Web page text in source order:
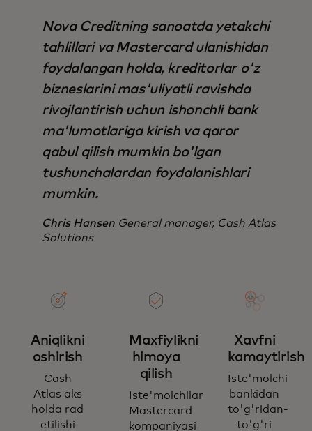
Nova Creditning sanoatda yetakchi
tahlillari va Mastercard ulanishidan
foydalangan holda, kreditorlar o'z
bizneslarini mas'uliyatli ravishda
rivojlantirish uchun ishonchli bank
ma'lumotlariga kirish va qaror
qabul qilish mumkin bo'lgan
tushunchalardan foydalanishlari
mumkin.
Chris Hansen General manager, Cash Atlas
Solutions
Aniqlikni
oshirish
Cash
Atlas aks
holda rad
etilishi
Maxfiylikni
himoya
qilish
Iste'molchilar
Mastercard
kompaniyasi
Xavfni
kamaytirish
Iste'molchi
bankidan
to'g'ridan-
to'g'ri